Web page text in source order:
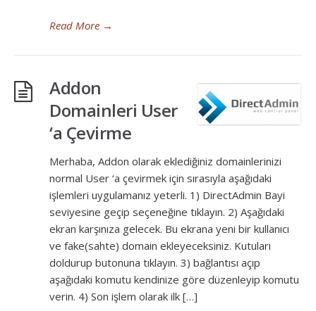
Read More →
Addon
Domainleri User
‘a Çevirme
Merhaba, Addon olarak eklediğiniz domainlerinizi
normal User ‘a çevirmek için sırasıyla aşağıdaki
işlemleri uygulamanız yeterli. 1) DirectAdmin Bayi
seviyesine geçip seçeneğine tıklayın. 2) Aşağıdaki
ekran karşınıza gelecek. Bu ekrana yeni bir kullanıcı
ve fake(sahte) domain ekleyeceksiniz. Kutuları
doldurup butonuna tıklayın. 3) bağlantısı açıp
aşağıdaki komutu kendinize göre düzenleyip komutu
verin. 4) Son işlem olarak ilk […]